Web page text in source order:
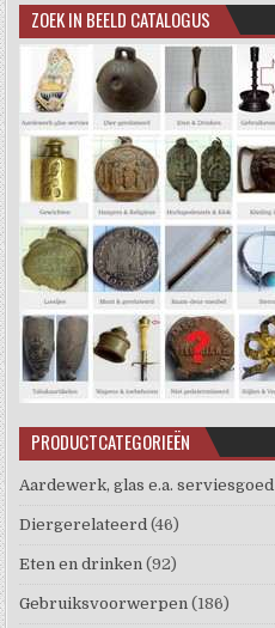
ZOEK IN BEELD CATALOGUS
PRODUCTCATEGORIEËN
Aardewerk, glas e.a. serviesgoed
Diergerelateerd (46)
Eten en drinken (92)
Gebruiksvoorwerpen (186)